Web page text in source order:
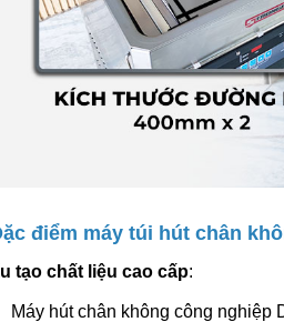
điểm máy túi hút chân
tạo chất liệu cao cấp:
Máy hút chân không công